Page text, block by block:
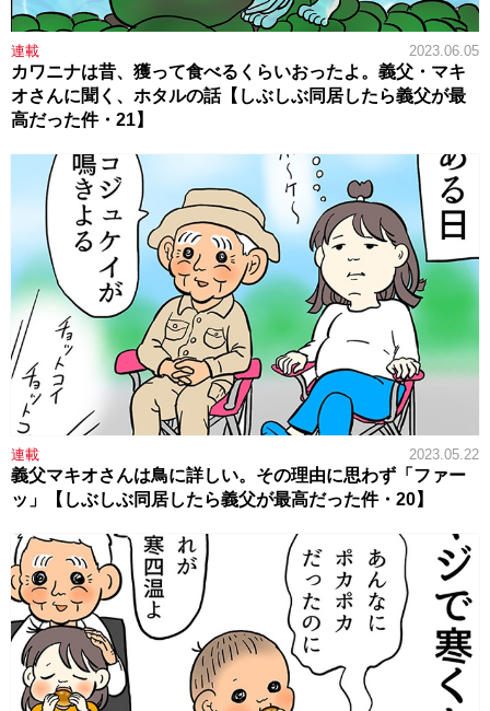
連載 2023.06.05
カワニナは昔、獲って食べるくらいおったよ。義父・マキ
オさんに聞く、ホタルの話【しぶしぶ同居したら義父が最
高だった件・21】
連載 2023.05.22
義父マキオさんは鳥に詳しい。その理由に思わず「ファー
ッ」【しぶしぶ同居したら義父が最高だった件・20】